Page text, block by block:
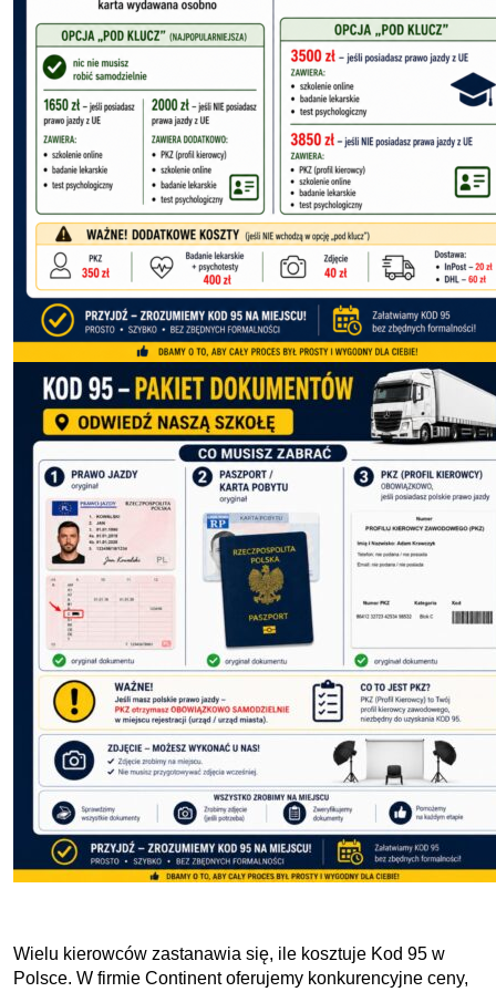
Wielu kierowców zastanawia się, ile kosztuje Kod 95 w
Polsce. W firmie Continent oferujemy konkurencyjne ceny,